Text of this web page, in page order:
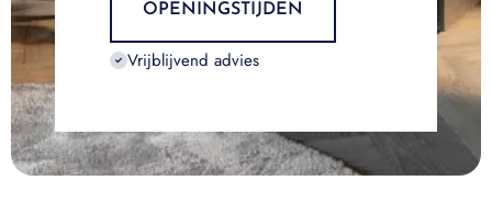
OPENINGSTIJDEN
Vrijblijvend advies